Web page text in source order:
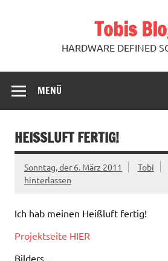
Tobis
HARDWARE DEFINED
MENÜ
HEISSLUFT FERTIG!
Sonntag, der 6. März 2011 Tobi
hinterlassen
Ich hab meinen Heißluft fertig!
Projektseite HIER
Bilders…